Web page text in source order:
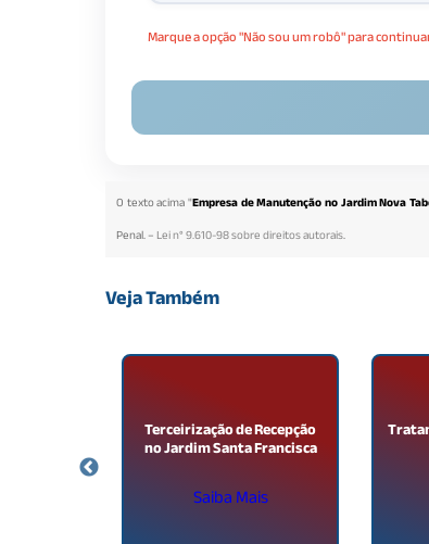
Marque a opção "Não sou um robô" para
O texto acima "Empresa de Manutenção no Jardim Nova
Penal. –Lei n° 9.610-98 sobre direitos autorais.
Veja Também
Terceirização de Recepção
no Jardim Santa Francisca
Saiba Mais